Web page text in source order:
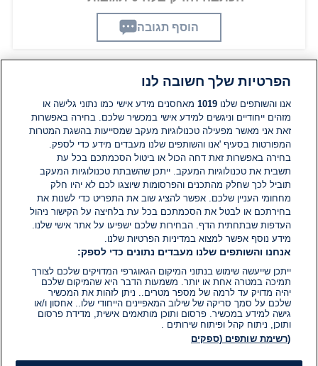
הוסף תגובה
תגובות
אין עדיין תגובות. היה הראשון להגיב
הוסף תגובה
הפרטיות שלך חשובה לנו
אנו והשותפים שלנו1019 מאחסנים מידע אישי כמו נתוני גלישה או
מזהים ייחודיים וניגשים למידע אישי במכשיר שלכם. בחירה באפשרות
זאת אני מאשר מפעילה טכנולוגיות מעקב שמסייעות בהשגת המטרות
המפורטות בסעיף 'אנו והשותפים שלנו מעבדים מידע כדי לספק.
בחירה באפשרות זאת דחה הכול או ביטול הסכמתכם בכל עת
תשבית את טכנולוגיות המעקב. ייתכן שהשבתת טכנולוגיות המעקב
תוביל לכך שחלק מהתכנים והפרסומות שיוצגו לכם לא יהיו חלק
מחחומי העניין שלכם. אפשר להציג שוב את התפריט כדי לשנות את
בחירתכם או לבטל את הסכמתכם בכל עת בלחיצה על הקישור ניהול
העדפות שבתחתית הדף. הבחירות שלכם ישפיעו על אתר אישי שלנו.
מידע נוסף אפשר למצוא במדיניות הפרטיות שלנו.
אנחנו והשותפים שלנו מעבדים נתונים כדי לספק:
ייתכן שייעשה שימוש בנתוני המיקום הגאוגרפי המדויקים שלכם לצורך
תמיכה במטרה אחת או יותר. משמעות הדבר היא שהמיקום שלכם
יהיה מדויק עד לרמה של מספר מטרים.. ניתן לזהות את המכשיר
שלכם על סמך סריקה של שילוב המאפיינים הייחודי שלו.. אחסון ו/או
גישה למידע במכשיר. פרסום ותוכן מותאמים אישית, מדידת פרסום
ותוכן, ניתוח קהל ופיתוח שירותים .
(רשימת שותפים (ספקים